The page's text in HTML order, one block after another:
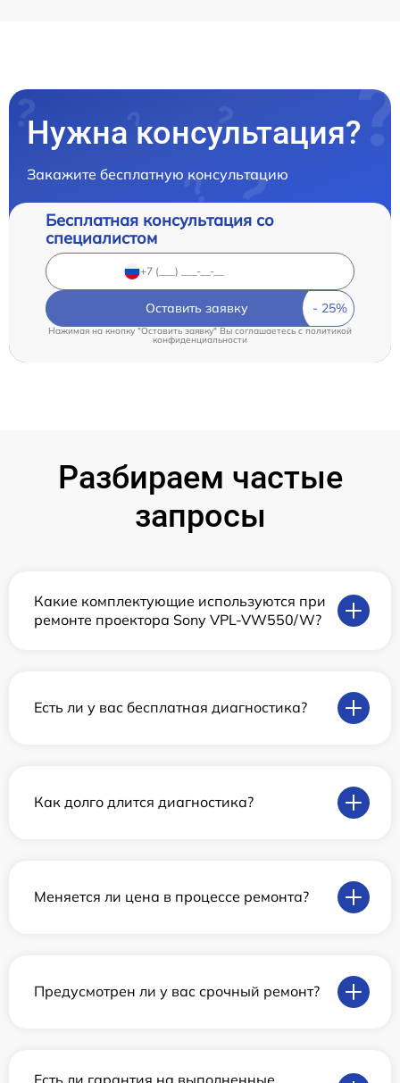
Нужна консультация?
Закажите бесплатную консультацию
Бесплатная консультация со
специалистом
Оставить заявку
Нажимая на кнопку "Оставить заявку" Вы соглашаетесь cполитикой
конфиденциальности
Разбираем частые
запросы
Какие комплектующие используются при
ремонте проектора Sony VPL-VW550/W?
Есть ли у вас бесплатная диагностика?
Как долго длится диагностика?
Меняется ли цена в процессе ремонта?
Предусмотрен ли у вас срочный ремонт?
Есть ли гарантия на выполненные